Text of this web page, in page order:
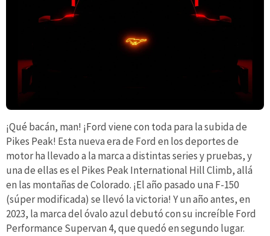
¡Qué bacán, man! ¡Ford viene con toda para la subida de
Pikes Peak! Esta nueva era de Ford en los deportes de
motor ha llevado a la marca a distintas series y pruebas, y
una de ellas es el Pikes Peak International Hill Climb, allá
en las montañas de Colorado. ¡El año pasado una F-150
(súper modificada) se llevó la victoria! Y un año antes, en
2023, la marca del óvalo azul debutó con su increíble Ford
Performance Supervan 4, que quedó en segundo lugar.